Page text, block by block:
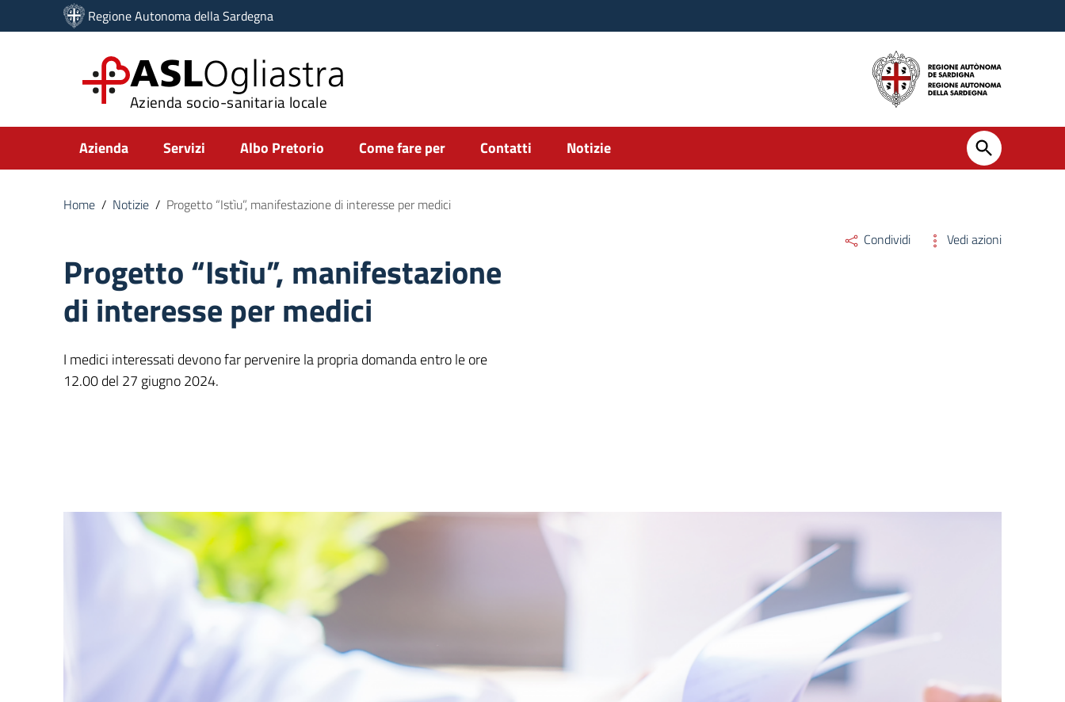
Vai ai contenuti
Vai al menu di navigazione
Regione Autonoma della Sardegna
ASLOgliastra
Azienda socio-sanitaria locale
Submenu
Azienda Servizi Albo Pretorio Come fare per Contatti Notizie
Home / Notizie / Progetto “Istìu”, manifestazione di interesse per medici
Progetto “Istìu”, manifestazione
di interesse per medici
I medici interessati devono far pervenire la propria domanda entro le ore
12.00 del 27 giugno 2024.
Condividi Vedi azioni